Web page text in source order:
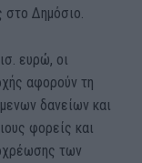
στο Δημόσιο.
ευρώ, οι
αφορούν τη
δανείων και
φορείς και
των